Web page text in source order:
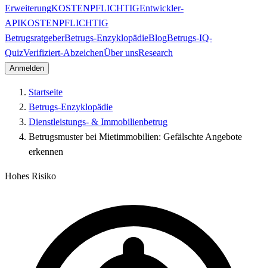
ErweiterungKOSTENPFLICHTIGEntwickler-
APIKOSTENPFLICHTIG
BetrugsratgeberBetrugs-EnzyklopädieBlogBetrugs-IQ-
QuizVerifiziert-AbzeichenÜber unsResearch
Anmelden
Startseite
Betrugs-Enzyklopädie
Dienstleistungs- & Immobilienbetrug
Betrugsmuster bei Mietimmobilien: Gefälschte Angebote
erkennen
Hohes Risiko